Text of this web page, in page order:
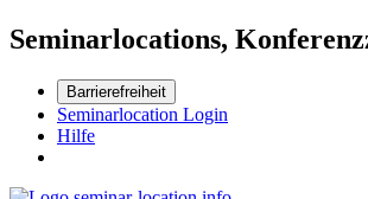
Seminarlocations,
Barrierefreiheit
Seminarlocation Login
Hilfe